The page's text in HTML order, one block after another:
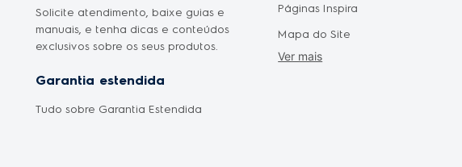
Solicite atendimento, baixe guias e
manuais, e tenha dicas e conteúdos
exclusivos sobre os seus produtos.
Garantia estendida
Tudo sobre Garantia Estendida
Páginas Inspira
Mapa do Site
Cyber Monday
Ver mais